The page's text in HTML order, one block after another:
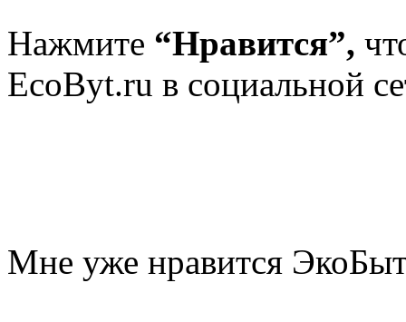
Нажмите “Нравится”,
EcoByt.ru в социальной
Мне уже нравится